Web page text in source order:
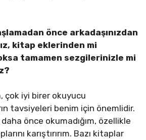
önce arkadaşınızdan
kitap eklerinden mi
tamamen sezgilerinizle mi
çok iyi birer okuyucu
tavsiyeleri benim için önemlidir.
önce okumadığım, özellikle
karıştırırım. Bazı kitaplar